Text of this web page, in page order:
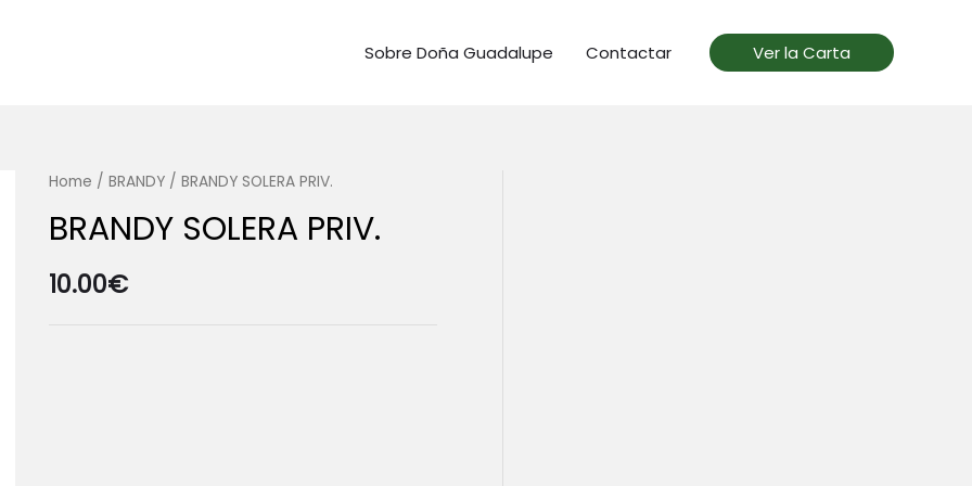
Sobre Doña Guadalupe Contactar Ver la Carta
Home / BRANDY/ BRANDY SOLERA PRIV.
BRANDY SOLERA PRIV.
10.00€